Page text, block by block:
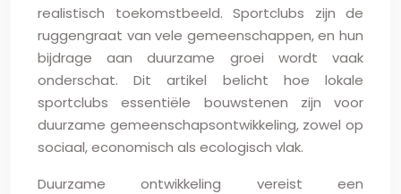
realistisch toekomstbeeld. Sportclubs zijn de
ruggengraat van vele gemeenschappen, en hun
bijdrage aan duurzame groei wordt vaak
onderschat. Dit artikel belicht hoe lokale
sportclubs essentiële bouwstenen zijn voor
duurzame gemeenschapsontwikkeling, zowel op
sociaal, economisch als ecologisch vlak.
Duurzame ontwikkeling vereist een